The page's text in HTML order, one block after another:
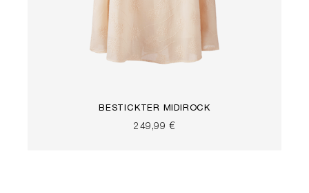
BESTICKTER MIDIROCK
249,99 €